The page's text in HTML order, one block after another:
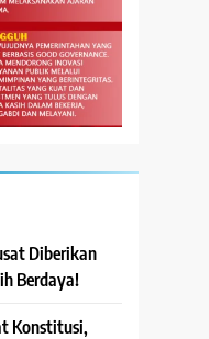
Diberikan
Berdaya!
Konstitusi,